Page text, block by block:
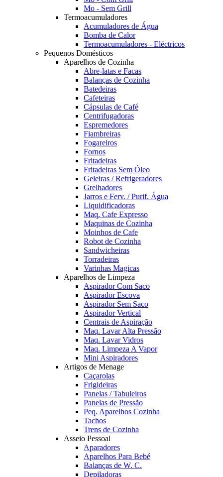
Mo - Sem Grill
Termoacumuladores
Acumuladores de Água
Bomba de Calor
Termoacumuladores - Eléctricos
Pequenos Domésticos
Aparelhos de Cozinha
Abre-latas e Facas
Balanças de Cozinha
Batedeiras
Cafeteiras
Cápsulas de Café
Centrifugadoras
Espremedores
Fiambreiras
Fogareiros
Fornos
Fritadeiras
Fritadeiras Sem Óleo
Geleiras / Refrigeradores
Grelhadores
Jarros e Ferv. / Purif. Água
Liquidificadoras
Maq. Cafe Expresso
Maquinas de Cozinha
Moinhos de Cafe
Robot de Cozinha
Sandwicheiras
Torradeiras
Varinhas Magicas
Aparelhos de Limpeza
Aspirador Com Saco
Aspirador Escova
Aspirador Sem Saco
Aspirador Vertical
Centrais de Aspiração
Maq. Lavar Alta Pressão
Maq. Lavar Vidros
Maq. Limpeza A Vapor
Mini Aspiradores
Artigos de Menage
Caçarolas
Frigideiras
Panelas / Tabuleiros
Panelas de Pressão
Peq. Aparelhos Cozinha
Tachos
Trens de Cozinha
Asseio Pessoal
Aparadores
Aparelhos Para Bebé
Balanças de W. C.
Depiladoras